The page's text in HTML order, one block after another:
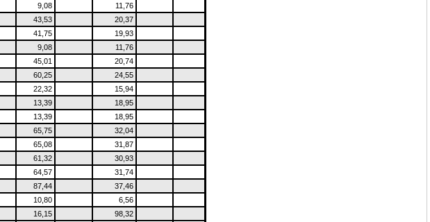
9,08
11,76
43,53
20,37
41,75
19,93
9,08
11,76
45,01
20,74
60,25
24,55
22,32
15,94
13,39
18,95
13,39
18,95
65,75
32,04
65,08
31,87
61,32
30,93
64,57
31,74
87,44
37,46
10,80
6,56
16,15
98,32